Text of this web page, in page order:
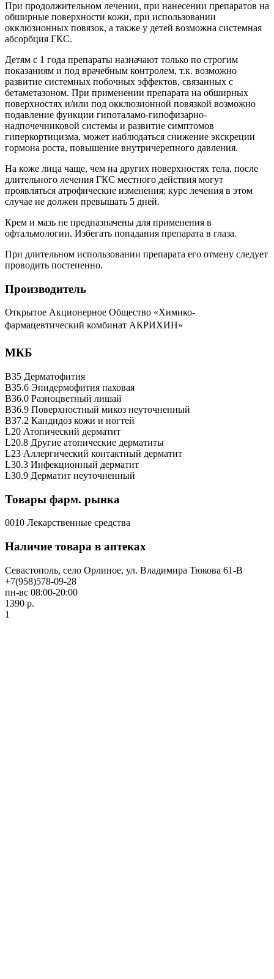
При продолжительном лечении, при нанесении препаратов на
обширные поверхности кожи, при использовании
окклюзионных повязок, а также у детей возможна системная
абсорбция ГКС.
Детям с 1 года препараты назначают только по строгим
показаниям и под врачебным контролем, т.к. возможно
развитие системных побочных эффектов, связанных с
бетаметазоном. При применении препарата на обширных
поверхностях и/или под окклюзионной повязкой возможно
подавление функции гипоталамо-гипофизарно-
надпочечниковой системы и развитие симптомов
гиперкортицизма, может наблюдаться снижение экскреции
гормона роста, повышение внутричерепного давления.
На коже лица чаще, чем на других поверхностях тела, после
длительного лечения ГКС местного действия могут
проявляться атрофические изменения; курс лечения в этом
случае не должен превышать 5 дней.
Крем и мазь не предназначены для применения в
офтальмологии. Избегать попадания препарата в глаза.
При длительном использовании препарата его отмену следует
проводить постепенно.
Производитель
Открытое Акционерное Общество «Химико-
фармацевтический комбинат АКРИХИН»
МКБ
B35 Дерматофития
B35.6 Эпидермофития паховая
B36.0 Разноцветный лишай
B36.9 Поверхностный микоз неуточненный
B37.2 Кандидоз кожи и ногтей
L20 Атопический дерматит
L20.8 Другие атопические дерматиты
L23 Аллергический контактный дерматит
L30.3 Инфекционный дерматит
L30.9 Дерматит неуточненный
Товары фарм. рынка
0010 Лекарственные средства
Наличие товара в аптеках
Севастополь, село Орлиное, ул. Владимира Тюкова 61-В
+7(958)578-09-28
пн-вс 08:00-20:00
1390 р.
1